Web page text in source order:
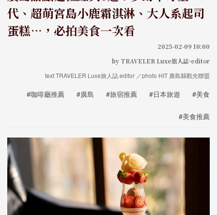
代、超萌宮島小鹿霜淇淋、大人系起司
蛋糕…，必拍美食一次看
2025-02-09 10:00
by TRAVELER Luxe旅人誌·editor
text TRAVELER Luxe旅人誌·editor ／photo HIT 廣島縣觀光聯盟
#咖啡廳推薦 #廣島 #旅宿推薦 #日本旅遊 #美食
#美食推薦